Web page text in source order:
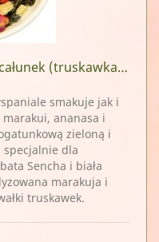
(truskawka i ananas)
smakuje jak i
marakui, ananasa i
zieloną i
specjalnie dla
Sencha i biała
marakuja i
truskawek.